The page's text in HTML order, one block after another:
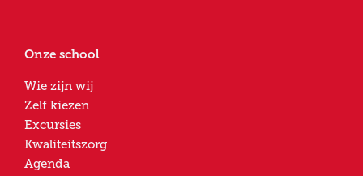
Onze school
Wie zijn wij
Zelf kiezen
Excursies
Kwaliteitszorg
Agenda